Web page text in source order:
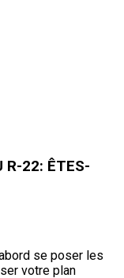
R-22: ÊTES-
se poser les
votre plan